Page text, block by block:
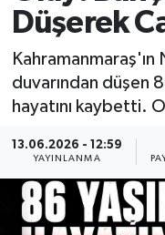
Düşerek
duvarından düşen
hayatını kaybetti.
13.06.2026 - 12:59
YAYINLANMA
SPOR
YAŞAM
TEKNOLOJİ
SAĞLIK
EĞİTİM
Trafik Durumu
Süper Lig Puan
Tüm Manşetler
Son Dakika
Haber Arşivi